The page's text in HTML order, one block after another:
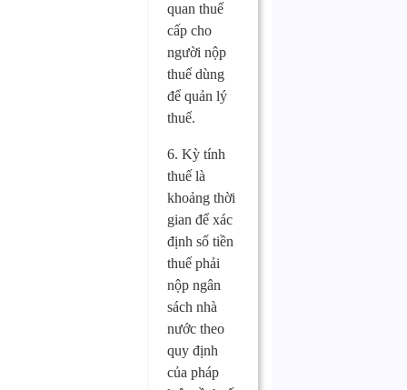
quan thuế
cấp cho
người nộp
thuế dùng
để quản lý
thuế.
6. Kỳ tính
thuế là
khoảng thời
gian để xác
định số tiền
thuế phải
nộp ngân
sách nhà
nước theo
quy định
của pháp